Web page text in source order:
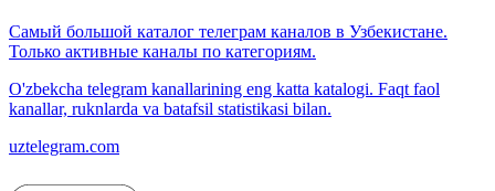
Самый большой каталог телеграм каналов в Узбекистане.
Только активные каналы по категориям.
O'zbekcha telegram kanallarining eng katta katalogi. Faqt faol
kanallar, ruknlarda va batafsil statistikasi bilan.
uztelegram.com